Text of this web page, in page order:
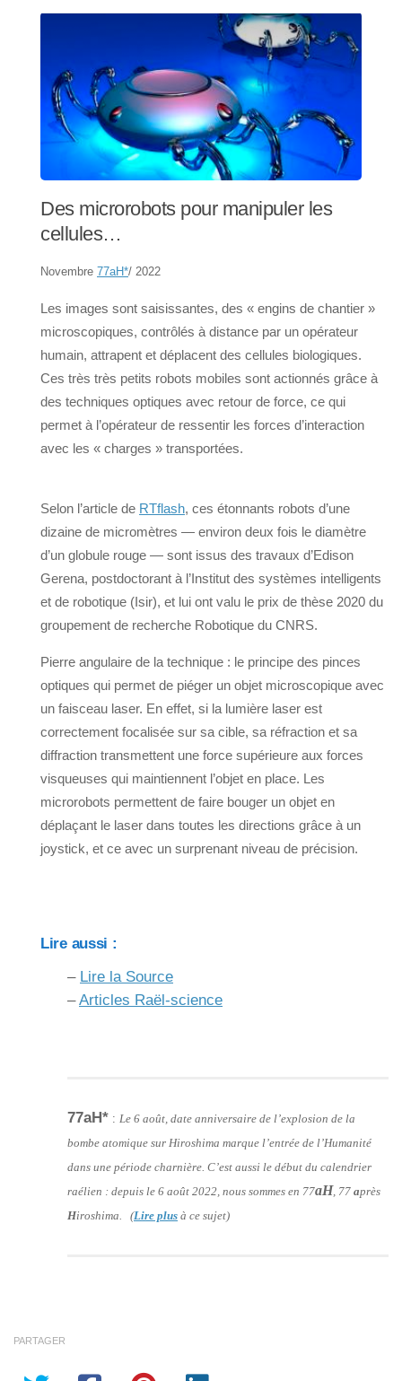
Des microrobots pour manipuler les
cellules…
Novembre 77aH*/ 2022
Les images sont saisissantes, des « engins de chantier »
microscopiques, contrôlés à distance par un opérateur
humain, attrapent et déplacent des cellules biologiques.
Ces très très petits robots mobiles sont actionnés grâce à
des techniques optiques avec retour de force, ce qui
permet à l’opérateur de ressentir les forces d’interaction
avec les « charges » transportées.
Selon l’article de RTflash, ces étonnants robots d’une
dizaine de micromètres — environ deux fois le diamètre
d’un globule rouge — sont issus des travaux d’Edison
Gerena, postdoctorant à l’Institut des systèmes intelligents
et de robotique (Isir), et lui ont valu le prix de thèse 2020 du
groupement de recherche Robotique du CNRS.
Pierre angulaire de la technique : le principe des pinces
optiques qui permet de piéger un objet microscopique avec
un faisceau laser. En effet, si la lumière laser est
correctement focalisée sur sa cible, sa réfraction et sa
diffraction transmettent une force supérieure aux forces
visqueuses qui maintiennent l’objet en place. Les
microrobots permettent de faire bouger un objet en
déplaçant le laser dans toutes les directions grâce à un
joystick, et ce avec un surprenant niveau de précision.
Lire aussi :
– Lire la Source
–Articles Raël-science
77aH* : Le 6 août, date anniversaire de l’explosion de la
bombe atomique sur Hiroshima marque l’entrée de l’Humanité
dans une période charnière. C’est aussi le début du calendrier
raélien : depuis le 6 août 2022, nous sommes en 77aH, 77 après
Hiroshima. (Lire plus à ce sujet)
PARTAGER